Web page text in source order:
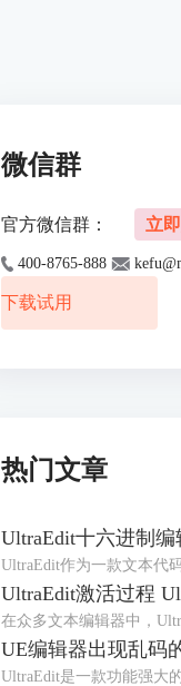
微信群
官方微信群： 立
400-8765-888
下载试用
热门文章
UltraEdit十六进制